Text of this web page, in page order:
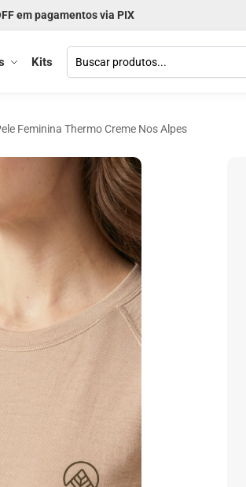
em pagamentos via PIX
Kits
Feminina Thermo Creme Nos Alpes